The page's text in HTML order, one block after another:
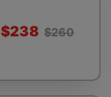
$238 $260